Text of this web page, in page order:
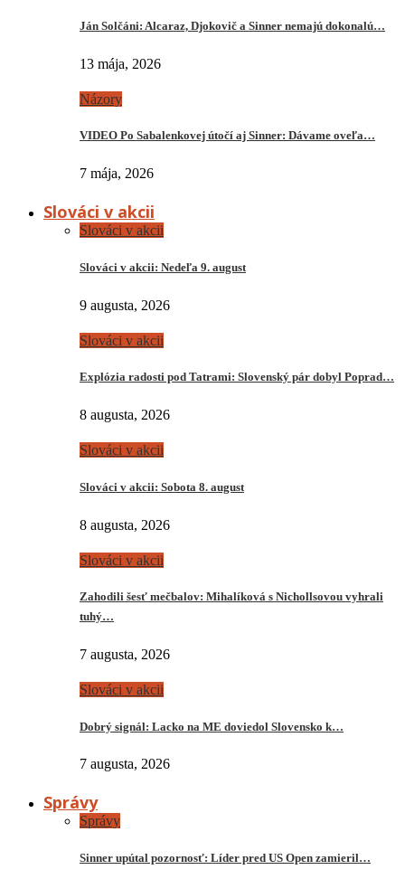
Ján Solčáni: Alcaraz, Djokovič a Sinner nemajú dokonalú…
13 mája, 2026
Názory
VIDEO Po Sabalenkovej útočí aj Sinner: Dávame oveľa…
7 mája, 2026
Slováci v akcii
Slováci v akcii
Slováci v akcii: Nedeľa 9. august
9 augusta, 2026
Slováci v akcii
Explózia radosti pod Tatrami: Slovenský pár dobyl Poprad…
8 augusta, 2026
Slováci v akcii
Slováci v akcii: Sobota 8. august
8 augusta, 2026
Slováci v akcii
Zahodili šesť mečbalov: Mihalíková s Nichollsovou vyhrali
tuhý…
7 augusta, 2026
Slováci v akcii
Dobrý signál: Lacko na ME doviedol Slovensko k…
7 augusta, 2026
Správy
Správy
Sinner upútal pozornosť: Líder pred US Open zamieril…